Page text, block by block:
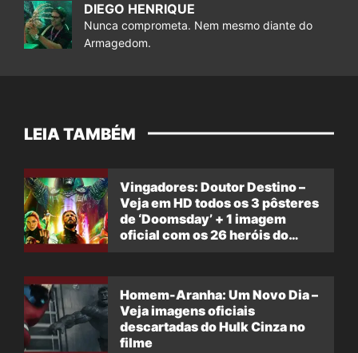
DIEGO HENRIQUE
Nunca comprometa. Nem mesmo diante do
Armagedom.
LEIA TAMBÉM
Vingadores: Doutor Destino –
Veja em HD todos os 3 pôsteres
de ‘Doomsday’ + 1 imagem
oficial com os 26 heróis do
Homem-Aranha: Um Novo Dia –
Veja imagens oficiais
descartadas do Hulk Cinza no
filme